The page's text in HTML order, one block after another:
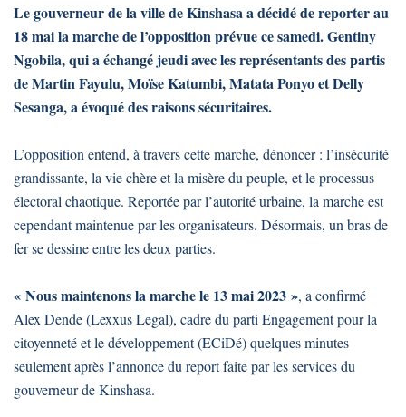
Le gouverneur de la ville de Kinshasa a décidé de reporter au
18 mai la marche de l’opposition prévue ce samedi. Gentiny
Ngobila, qui a échangé jeudi avec les représentants des partis
de Martin Fayulu, Moïse Katumbi, Matata Ponyo et Delly
Sesanga, a évoqué des raisons sécuritaires.
L’opposition entend, à travers cette marche, dénoncer : l’insécurité
grandissante, la vie chère et la misère du peuple, et le processus
électoral chaotique. Reportée par l’autorité urbaine, la marche est
cependant maintenue par les organisateurs. Désormais, un bras de
fer se dessine entre les deux parties.
« Nous maintenons la marche le 13 mai 2023 », a confirmé
Alex Dende (Lexxus Legal), cadre du parti Engagement pour la
citoyenneté et le développement (ECiDé) quelques minutes
seulement après l’annonce du report faite par les services du
gouverneur de Kinshasa.